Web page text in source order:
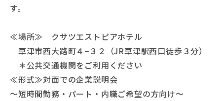
≪場所≫ クサツエストピアホテル
草津市西大路町４−３２（JR草津駅西口徒歩３分）
＊公共交通機関をご利用ください
≪形式≫対面での企業説明会
〜短時間勤務・パート・内職ご希望の方向け〜